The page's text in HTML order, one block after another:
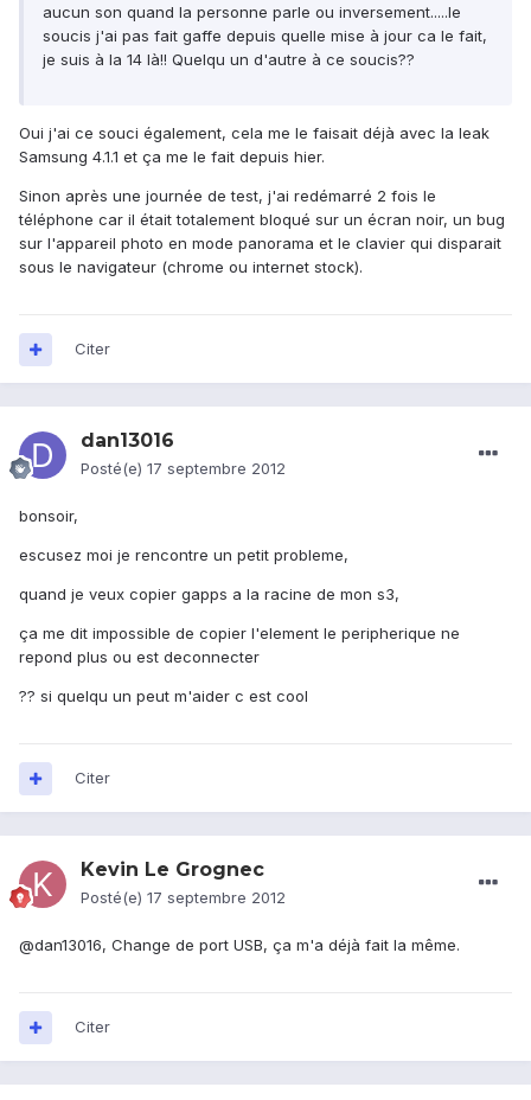
aucun son quand la personne parle ou inversement.....le
soucis j'ai pas fait gaffe depuis quelle mise à jour ca le fait,
je suis à la 14 là!! Quelqu un d'autre à ce soucis??
Oui j'ai ce souci également, cela me le faisait déjà avec la leak
Samsung 4.1.1 et ça me le fait depuis hier.
Sinon après une journée de test, j'ai redémarré 2 fois le
téléphone car il était totalement bloqué sur un écran noir, un bug
sur l'appareil photo en mode panorama et le clavier qui disparait
sous le navigateur (chrome ou internet stock).
Citer
dan13016
Posté(e) 17 septembre 2012
bonsoir,
escusez moi je rencontre un petit probleme,
quand je veux copier gapps a la racine de mon s3,
ça me dit impossible de copier l'element le peripherique ne
repond plus ou est deconnecter
?? si quelqu un peut m'aider c est cool
Citer
Kevin Le Grognec
Posté(e) 17 septembre 2012
@dan13016, Change de port USB, ça m'a déjà fait la même.
Citer